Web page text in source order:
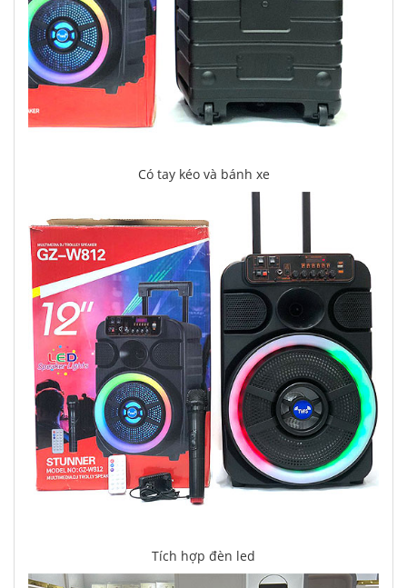
Có tay kéo và bánh xe
Tích hợp đèn led